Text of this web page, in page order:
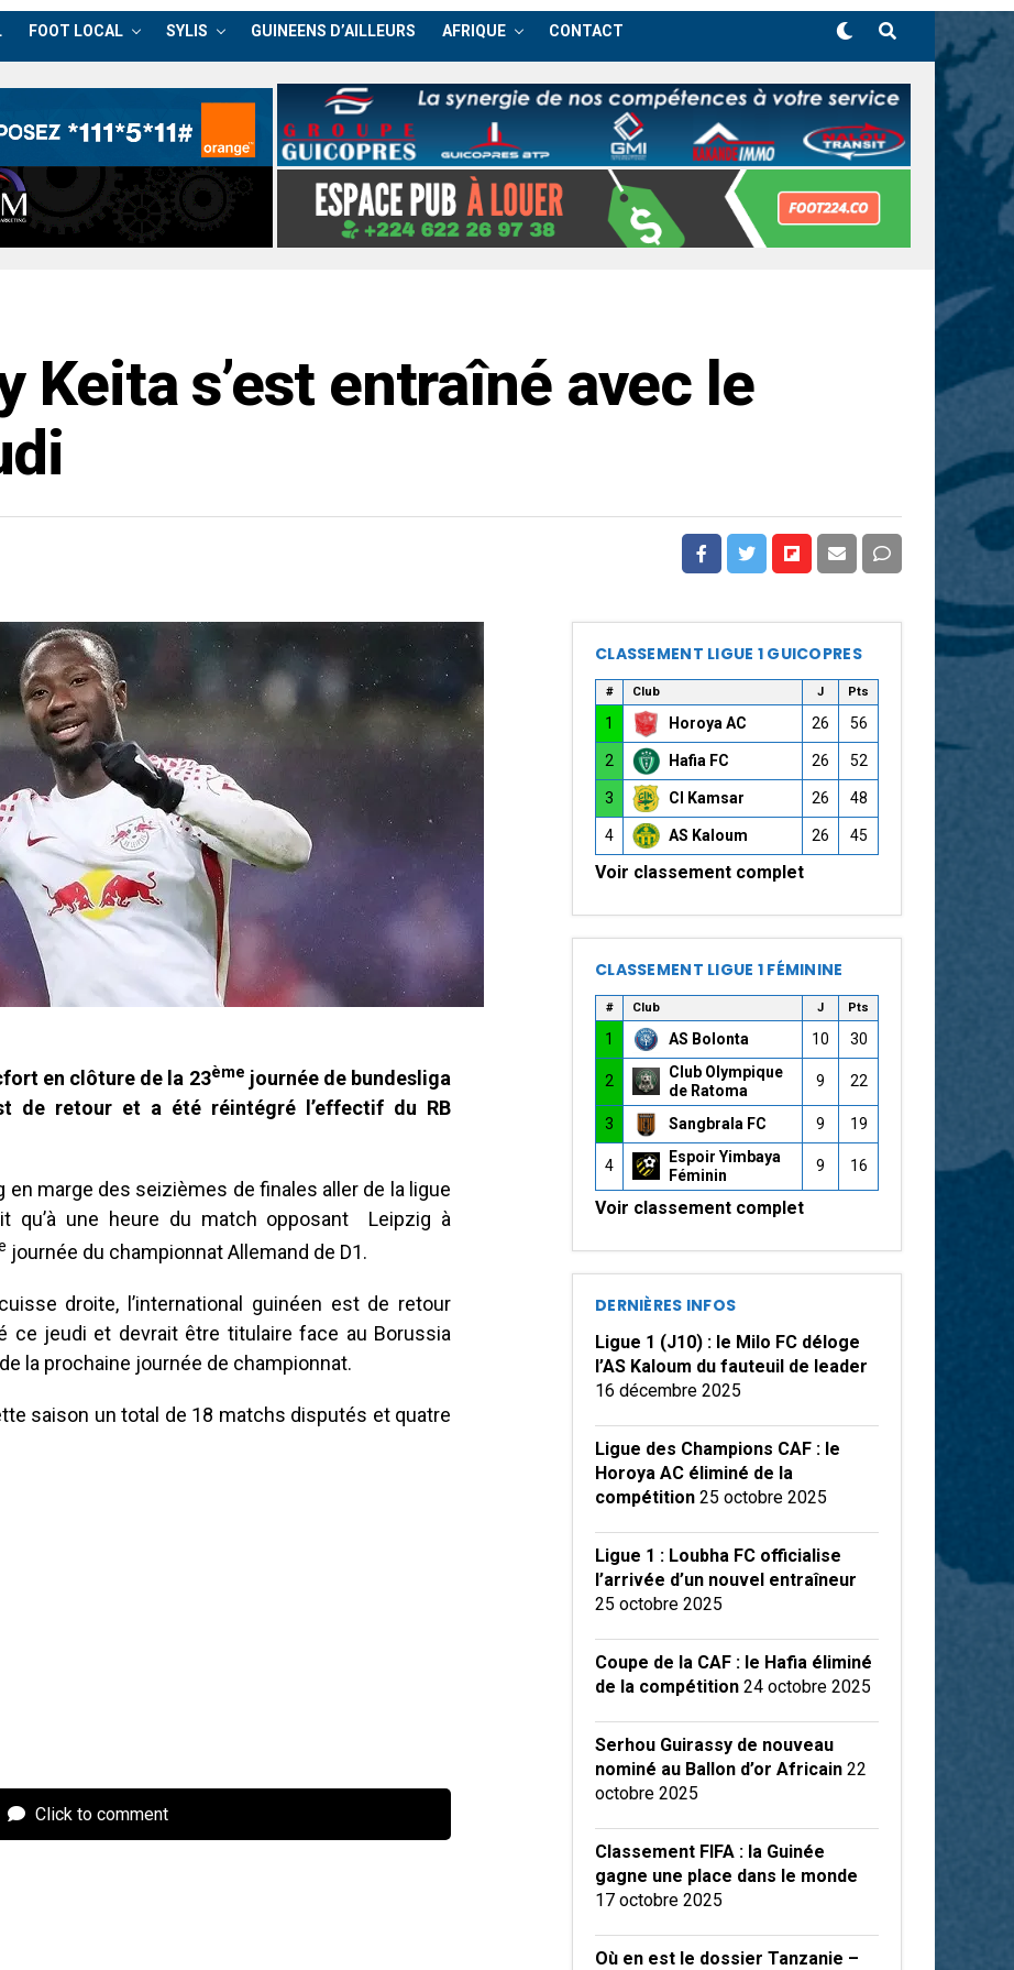
FOOT LOCAL SYLIS GUINEENS D’AILLEURS AFRIQUE CONTACT
Keita s’est entraîné avec le
en clôture de la 23ème journée de bundesliga
de retour et a été réintégré l’effectif du RB
en marge des seizièmes de finales aller de la ligue
qu’à une heure du match opposant Leipzig à
journée du championnat Allemand de D1.
droite, l’international guinéen est de retour
ce jeudi et devrait être titulaire face au Borussia
la prochaine journée de championnat.
saison un total de 18 matchs disputés et quatre
Click to comment
CLASSEMENT LIGUE 1 GUICOPRES
# Club J Pts
1 Horoya AC 26 56
2 Hafia FC 26 52
3 CI Kamsar 26 48
4 AS Kaloum 26 45
Voir classement complet
CLASSEMENT LIGUE 1 FÉMININE
# Club J Pts
1 AS Bolonta 10 30
2
Club Olympique
de Ratoma
9 22
3 Sangbrala FC 9 19
4
Espoir Yimbaya
Féminin
9 16
Voir classement complet
DERNIÈRES INFOS
Ligue 1 (J10) : le Milo FC déloge
l’AS Kaloum du fauteuil de leader
16 décembre 2025
Ligue des Champions CAF : le
Horoya AC éliminé de la
compétition 25 octobre 2025
Ligue 1 : Loubha FC officialise
l’arrivée d’un nouvel entraîneur
25 octobre 2025
Coupe de la CAF : le Hafia éliminé
de la compétition 24 octobre 2025
Serhou Guirassy de nouveau
nominé au Ballon d’or Africain 22
octobre 2025
Classement FIFA : la Guinée
gagne une place dans le monde
17 octobre 2025
Où en est le dossier Tanzanie –